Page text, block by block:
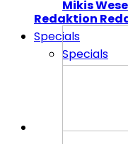
Redaktion
Specials
Specials
Mikis